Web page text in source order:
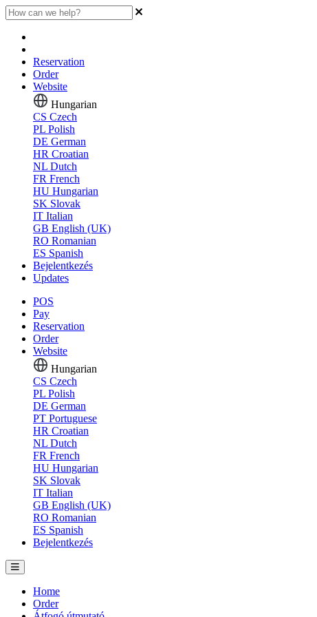
Reservation
Order
Website
Hungarian
CS Czech
PL Polish
DE German
HR Croatian
NL Dutch
FR French
HU Hungarian
SK Slovak
IT Italian
GB English (UK)
RO Romanian
ES Spanish
Bejelentkezés
Updates
POS
Pay
Reservation
Order
Website
Hungarian
CS Czech
PL Polish
DE German
PT Portuguese
HR Croatian
NL Dutch
FR French
HU Hungarian
SK Slovak
IT Italian
GB English (UK)
RO Romanian
ES Spanish
Bejelentkezés
Home
Order